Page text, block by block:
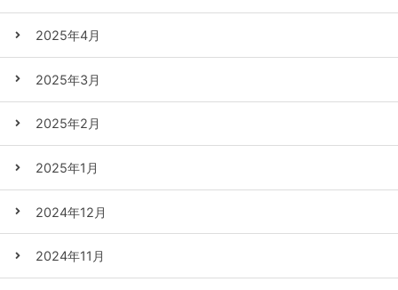
2025年4月
2025年3月
2025年2月
2025年1月
2024年12月
2024年11月